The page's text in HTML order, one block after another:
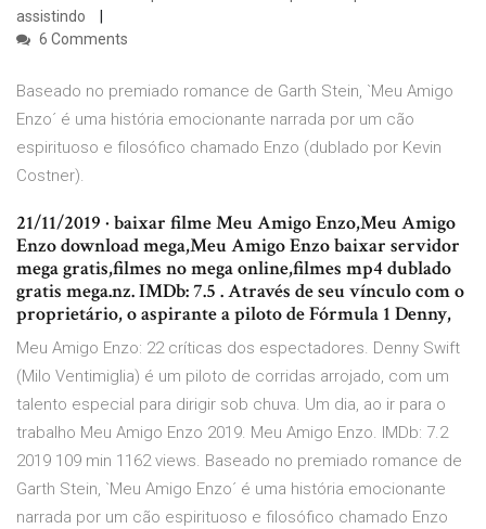
assistindo
6 Comments
Baseado no premiado romance de Garth Stein, `Meu Amigo
Enzo´ é uma história emocionante narrada por um cão
espirituoso e filosófico chamado Enzo (dublado por Kevin
Costner).
21/11/2019 · baixar filme Meu Amigo Enzo,Meu Amigo
Enzo download mega,Meu Amigo Enzo baixar servidor
mega gratis,filmes no mega online,filmes mp4 dublado
gratis mega.nz. IMDb: 7.5 . Através de seu vínculo com o
proprietário, o aspirante a piloto de Fórmula 1 Denny,
Meu Amigo Enzo: 22 críticas dos espectadores. Denny Swift
(Milo Ventimiglia) é um piloto de corridas arrojado, com um
talento especial para dirigir sob chuva. Um dia, ao ir para o
trabalho Meu Amigo Enzo 2019. Meu Amigo Enzo. IMDb: 7.2
2019 109 min 1162 views. Baseado no premiado romance de
Garth Stein, `Meu Amigo Enzo´ é uma história emocionante
narrada por um cão espirituoso e filosófico chamado Enzo